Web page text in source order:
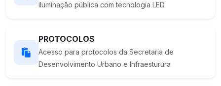
iluminação pública com tecnologia LED.
PROTOCOLOS
Acesso para protocolos da Secretaria de
Desenvolvimento Urbano e Infraesturura